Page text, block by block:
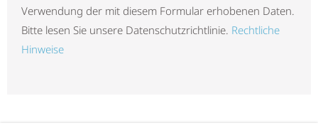
Verwendung der mit diesem Formular erhobenen Daten.
Bitte lesen Sie unsere Datenschutzrichtlinie. Rechtliche
Hinweise